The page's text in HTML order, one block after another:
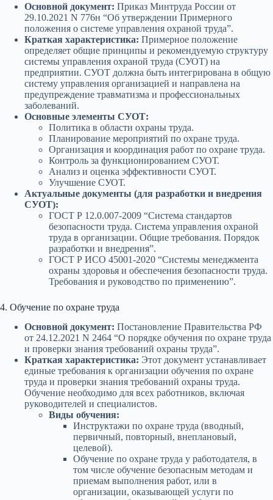
Основной документ: Приказ Минтруда России от
29.10.2021 N 776н “Об утверждении Примерного
положения о системе управления охраной труда”.
Краткая характеристика: Примерное положение
определяет общие принципы и рекомендуемую структуру
системы управления охраной труда (СУОТ) на
предприятии. СУОТ должна быть интегрирована в общую
систему управления организацией и направлена на
предупреждение травматизма и профессиональных
заболеваний.
Основные элементы СУОТ:
Политика в области охраны труда.
Планирование мероприятий по охране труда.
Организация и координация работ по охране труда.
Контроль за функционированием СУОТ.
Анализ и оценка эффективности СУОТ.
Улучшение СУОТ.
Актуальные документы (для разработки и внедрения
СУОТ):
ГОСТ Р 12.0.007-2009 “Система стандартов
безопасности труда. Система управления охраной
труда в организации. Общие требования. Порядок
разработки и внедрения”.
ГОСТ Р ИСО 45001-2020 “Системы менеджмента
охраны здоровья и обеспечения безопасности труда.
Требования и руководство по применению”.
4. Обучение по охране труда
Основной документ: Постановление Правительства РФ
от 24.12.2021 N 2464 “О порядке обучения по охране труда
и проверки знания требований охраны труда”.
Краткая характеристика: Этот документ устанавливает
единые требования к организации обучения по охране
труда и проверки знания требований охраны труда.
Обучение необходимо для всех работников, включая
руководителей и специалистов.
Виды обучения:
Инструктажи по охране труда (вводный,
первичный, повторный, внеплановый,
целевой).
Обучение по охране труда у работодателя, в
том числе обучение безопасным методам и
приемам выполнения работ, или в
организации, оказывающей услуги по